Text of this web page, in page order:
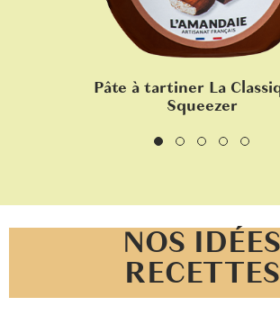
Pâte à tartiner La
Squeezer
NOS IDÉES
RECETTES